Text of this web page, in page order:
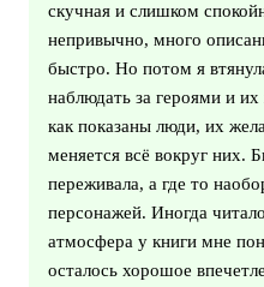
скучная и слишком
непривычно, много
быстро. Но потом я
наблюдать за героями и
как показаны люди, их
меняется всё вокруг них.
переживала, а где то
персонажей. Иногда
атмосфера у книги мне
осталось хорошое